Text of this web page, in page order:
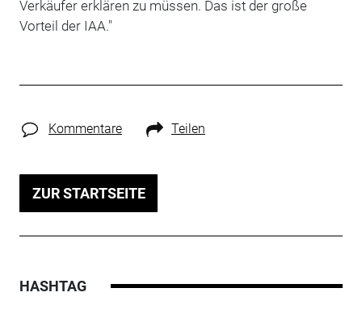
Verkäufer erklären zu müssen. Das ist der große
Vorteil der IAA."
Kommentare Teilen
ZUR STARTSEITE
HASHTAG